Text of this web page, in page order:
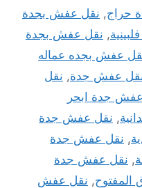
حراج, نقل عفش بجدة
, نقل عفش بجدة
عفش بجده عماله
عفش جدة, نقل
جدة ابحر
, نقل عفش جدة
, نقل عفش جدة
, نقل عفش جدة
, نقل عفش